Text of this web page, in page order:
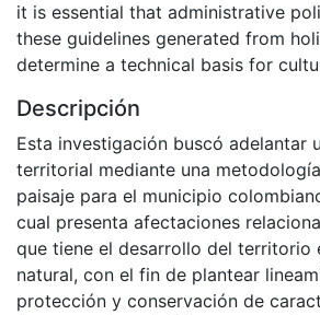
it is essential that administrative
these guidelines generated from
determine a technical basis for
Descripción
Esta investigación buscó adelantar
territorial mediante una
paisaje para el municipio
cual presenta afectaciones
que tiene el desarrollo del territorio
natural, con el fin de plantear
protección y conservación de